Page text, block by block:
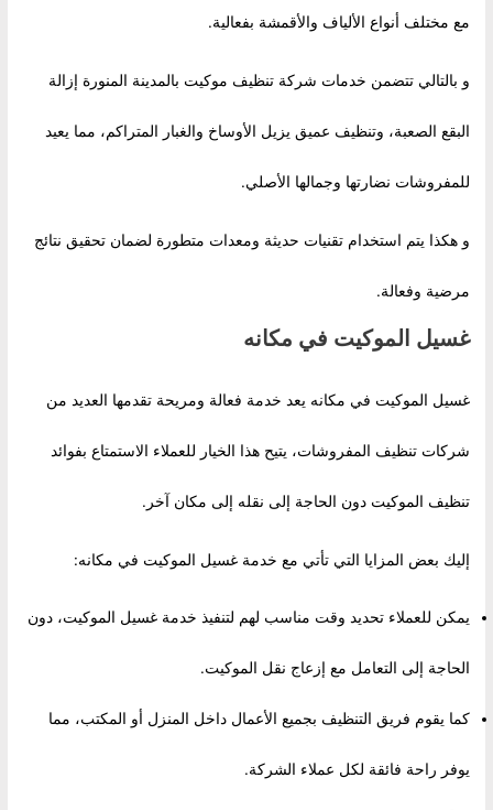
مع مختلف أنواع الألياف والأقمشة بفعالية.
و بالتالي تتضمن خدمات شركة تنظيف موكيت بالمدينة المنورة إزالة
البقع الصعبة، وتنظيف عميق يزيل الأوساخ والغبار المتراكم، مما يعيد
للمفروشات نضارتها وجمالها الأصلي.
و هكذا يتم استخدام تقنيات حديثة ومعدات متطورة لضمان تحقيق نتائج
مرضية وفعالة.
غسيل الموكيت في مكانه
غسيل الموكيت في مكانه يعد خدمة فعالة ومريحة تقدمها العديد من
شركات تنظيف المفروشات، يتيح هذا الخيار للعملاء الاستمتاع بفوائد
تنظيف الموكيت دون الحاجة إلى نقله إلى مكان آخر.
إليك بعض المزايا التي تأتي مع خدمة غسيل الموكيت في مكانه:
يمكن للعملاء تحديد وقت مناسب لهم لتنفيذ خدمة غسيل الموكيت، دون
الحاجة إلى التعامل مع إزعاج نقل الموكيت.
كما يقوم فريق التنظيف بجميع الأعمال داخل المنزل أو المكتب، مما
يوفر راحة فائقة لكل عملاء الشركة.